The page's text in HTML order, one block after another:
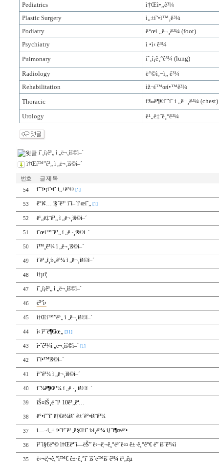
Pediatrics
ì†Œì•„ê³¼
Plastic Surgery
ì„±í˜•ì™¸ê³¼
Podiatry
ë°œì „ë¬¸ê³¼ (foot)
Psychiatry
ì •ì‹ ê³¼
Pulmonary
í˜¸í¡ê¸°ê³¼ (lung)
Radiology
ë°©ì‚¬ì„ ê³¼
Rehabilitation
ìž¬í™œí•™ê³¼
Thoracic
í‰ë¶€ìˆ˜ìˆ ì „ë¬¸ê³¼ (chest)
Urology ë¹„ë‡¨ê¸°ê³¼
í˜¸í¡ê³„ ì „ë¬¸ìš©ì–´
ì†Œí™”ê³„ ì „ë¬¸ìš©ì–´
번호 글 제 목
54 í˜ˆì•¡í˜•ì˜ ì„±ê²© [1]
53 ê°ì¢… ì§ˆë³‘ ì˜ì–´í‘œí˜„ [1]
52 ë¹„ë‡¨ê³„ ì „ë¬¸ìš©ì–´
51 ìˆœí™˜ê³„ ì „ë¬¸ìš©ì–´
50 ì™¸ê³¼ ì „ë¬¸ìš©ì–´
49 ì´ë¹„ì¸í›„ê³¼ ì „ë¬¸ìš©ì–´
48 í†µì¦
47 í˜¸í¡ê³„ ì „ë¬¸ìš©ì–´
46 ë³‘ì›
45 ì†Œí™”ê³„ ì „ë¬¸ìš©ì–´
44 ì‹ ì²´ë¶€ìœ„ [31]
43 ì•ˆê³¼ì „ë¬¸ìš©ì–´ [1]
42 ì˜í•™ìš©ì–´
41 ì¹˜ê³¼ ì „ë¬¸ìš©ì–´
40 í”¼ë¶€ê³¼ ì „ë¬¸ ìš©ì–´
39 ìŠ¤íŠ¸ë ˆì¹­ 10ê³„ëª…
38 ë°•ìˆ˜ì˜ ë†€ë¼ìš´ ê±´ê°•íš¨ê³¼
37 ì—¬ì„± í•˜ì²´ë¹„ë§Œì˜ ì›ì¸ê³¼ íƒˆì¶œë²•
36 ì²´ì§€ë°© ì†Œëª¨ì—ëŠ” ë‹¬ë¦¬ê¸°ë³´ë‹¤ ê±·ê¸°ê°€ ë” íš¨ê³¼ì 
35 ë‹¬ë¦¬ê¸°ì™€ ê±·ê¸°ì˜ ìš´ë™íš¨ê³¼ ë¹„êµ